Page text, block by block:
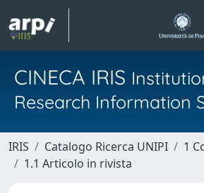
CINECA IRIS
Research Information
IRIS Catalogo Ricerca UNIPI
1
1.1 Articolo in rivista